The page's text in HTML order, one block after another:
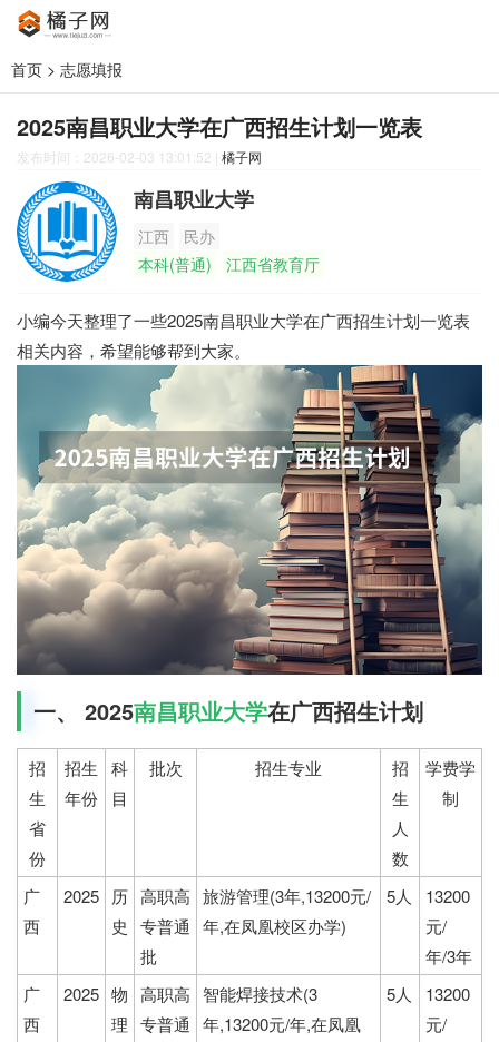
首页 > 志愿填报
2025南昌职业大学在广西招生计划一览表
发布时间：2026-02-03 13:01:52 | 橘子网
南昌职业大学
江西
民办
本科(普通)
江西省教育厅
小编今天整理了一些2025南昌职业大学在广西招生计划一览表
相关内容，希望能够帮到大家。
一、 2025南昌职业大学在广西招生计划
招
生
省
份
招生
年份
科
目
批次 招生专业
招
生
人
数
学费学
制
广
西
2025 历
史
高职高
专普通
批
旅游管理(3年,13200元/
年,在凤凰校区办学)
5人
13200
元/
年/3年
广
西
2025 物
理
高职高
专普通
智能焊接技术(3
年,13200元/年,在凤凰
5人
13200
元/